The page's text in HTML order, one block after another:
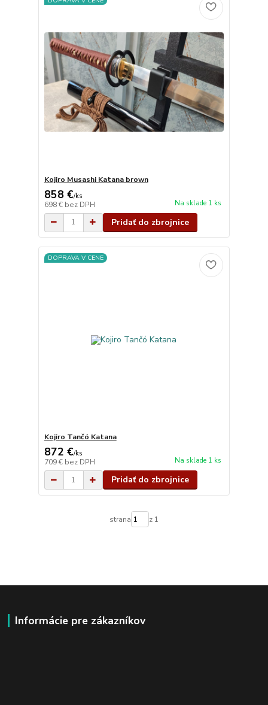
Kojiro Musashi Katana brown
858 €/ks
698 € bez DPH Na sklade 1 ks
Pridať do zbrojnice
DOPRAVA V CENE
Kojiro Tančó Katana
872 €/ks
709 € bez DPH Na sklade 1 ks
Pridať do zbrojnice
strana z 1
Informácie pre zákazníkov